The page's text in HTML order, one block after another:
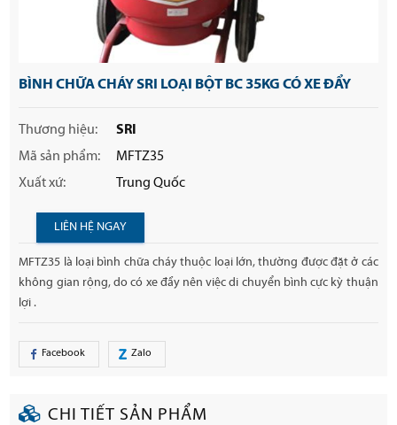
BÌNH CHỮA CHÁY SRI LOẠI BỘT BC 35KG CÓ XE ĐẨY
Thương hiệu:
SRI
Mã sản phẩm:
MFTZ35
Xuất xứ:
Trung Quốc
LIÊN HỆ NGAY
MFTZ35 là loại bình chữa cháy thuộc loại lớn, thường được đặt ở các
không gian rộng, do có xe đẩy nên việc di chuyển bình cực kỳ thuận
lợi .
Facebook Zalo
CHI TIẾT SẢN PHẨM